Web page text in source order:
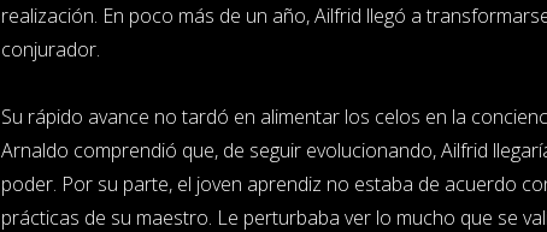
realización. En poco más de un año, Ailfrid llegó a
conjurador.
Su rápido avance no tardó en alimentar los celos en la
Arnaldo comprendió que, de seguir evolucionando, Ailfrid
poder. Por su parte, el joven aprendiz no estaba de acuerdo
prácticas de su maestro. Le perturbaba ver lo mucho que se